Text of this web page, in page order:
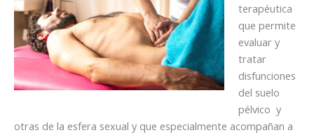
terapéutica
que permite
evaluar y
tratar
disfunciones
del suelo
pélvico y
otras de la esfera sexual y que especialmente acompañan a